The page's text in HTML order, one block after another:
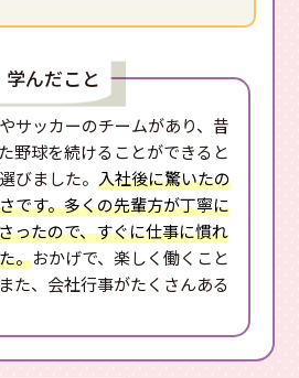
んだこと
サッカーのチームがあり、昔
野球を続けることができると
びました。入社後に驚いたの
です。多くの先輩方が丁寧に
ったので、すぐに仕事に慣れ
。おかげで、楽しく働くこと
た、会社行事がたくさんある